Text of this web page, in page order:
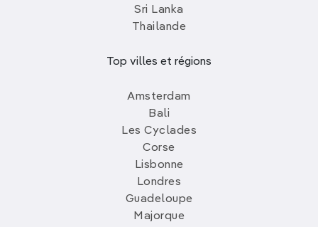
Sri Lanka
Thailande
Top villes et régions
Amsterdam
Bali
Les Cyclades
Corse
Lisbonne
Londres
Guadeloupe
Majorque